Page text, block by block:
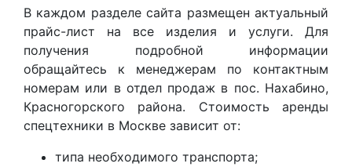
В каждом разделе сайта размещен актуальный
прайс-лист на все изделия и услуги. Для
получения подробной информации
обращайтесь к менеджерам по контактным
номерам или в отдел продаж в пос. Нахабино,
Красногорского района. Стоимость аренды
спецтехники в Москве зависит от:
типа необходимого транспорта;